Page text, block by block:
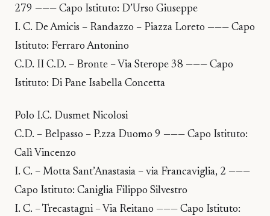
279 ——— Capo Istituto: D’Urso Giuseppe
I. C. De Amicis – Randazzo – Piazza Loreto ——— Capo
Istituto: Ferraro Antonino
C.D. II C.D. – Bronte – Via Sterope 38 ——— Capo
Istituto: Di Pane Isabella Concetta
Polo I.C. Dusmet Nicolosi
C.D. – Belpasso – P.zza Duomo 9 ——— Capo Istituto:
Calì Vincenzo
I. C. – Motta Sant’Anastasia – via Francaviglia, 2 ———
Capo Istituto: Caniglia Filippo Silvestro
I. C. – Trecastagni – Via Reitano ——— Capo Istituto: